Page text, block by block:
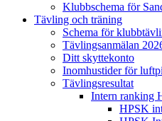
Klubbschema för
Tävling och träning
Schema för
Tävlingsanmälan
Ditt skyttekonto
Inomhustider för
Tävlingsresultat
Intern ranking
HPSK